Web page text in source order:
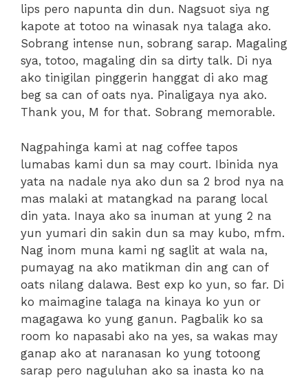
lips pero napunta din dun. Nagsuot siya ng
kapote at totoo na winasak nya talaga ako.
Sobrang intense nun, sobrang sarap. Magaling
sya, totoo, magaling din sa dirty talk. Di nya
ako tinigilan pinggerin hanggat di ako mag
beg sa can of oats nya. Pinaligaya nya ako.
Thank you, M for that. Sobrang memorable.
Nagpahinga kami at nag coffee tapos
lumabas kami dun sa may court. Ibinida nya
yata na nadale nya ako dun sa 2 brod nya na
mas malaki at matangkad na parang local
din yata. Inaya ako sa inuman at yung 2 na
yun yumari din sakin dun sa may kubo, mfm.
Nag inom muna kami ng saglit at wala na,
pumayag na ako matikman din ang can of
oats nilang dalawa. Best exp ko yun, so far. Di
ko maimagine talaga na kinaya ko yun or
magagawa ko yung ganun. Pagbalik ko sa
room ko napasabi ako na yes, sa wakas may
ganap ako at naranasan ko yung totoong
sarap pero naguluhan ako sa inasta ko na